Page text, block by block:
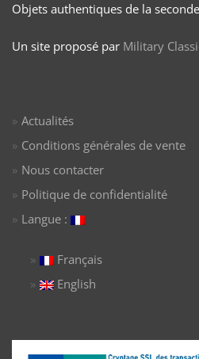
Objets authentiques de la
Un site proposé par Military
Actualités
Conditions générales de vente
Nous contacter
Politique de confidentialité
Langue :
Français
English